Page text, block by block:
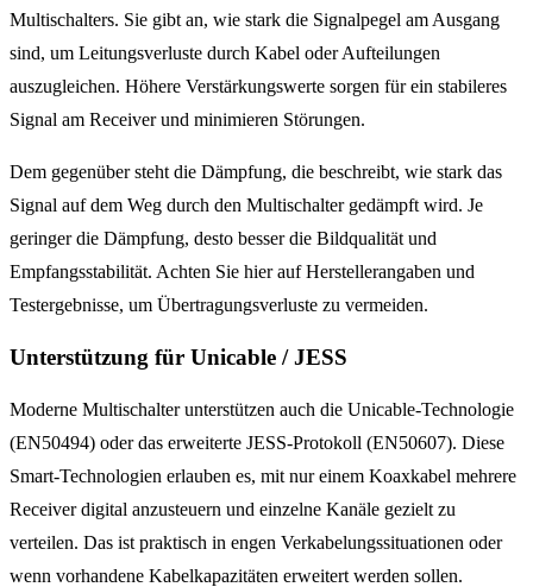
Multischalters. Sie gibt an, wie stark die Signalpegel am Ausgang
sind, um Leitungsverluste durch Kabel oder Aufteilungen
auszugleichen. Höhere Verstärkungswerte sorgen für ein stabileres
Signal am Receiver und minimieren Störungen.
Dem gegenüber steht die Dämpfung, die beschreibt, wie stark das
Signal auf dem Weg durch den Multischalter gedämpft wird. Je
geringer die Dämpfung, desto besser die Bildqualität und
Empfangsstabilität. Achten Sie hier auf Herstellerangaben und
Testergebnisse, um Übertragungsverluste zu vermeiden.
Unterstützung für Unicable / JESS
Moderne Multischalter unterstützen auch die Unicable-Technologie
(EN50494) oder das erweiterte JESS-Protokoll (EN50607). Diese
Smart-Technologien erlauben es, mit nur einem Koaxkabel mehrere
Receiver digital anzusteuern und einzelne Kanäle gezielt zu
verteilen. Das ist praktisch in engen Verkabelungssituationen oder
wenn vorhandene Kabelkapazitäten erweitert werden sollen.